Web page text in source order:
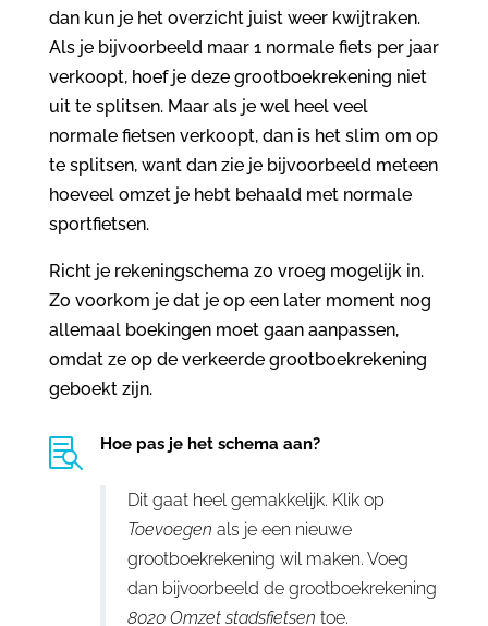
dan kun je het overzicht juist weer kwijtraken.
Als je bijvoorbeeld maar 1 normale fiets per jaar
verkoopt, hoef je deze grootboekrekening niet
uit te splitsen. Maar als je wel heel veel
normale fietsen verkoopt, dan is het slim om op
te splitsen, want dan zie je bijvoorbeeld meteen
hoeveel omzet je hebt behaald met normale
sportfietsen.
Richt je rekeningschema zo vroeg mogelijk in.
Zo voorkom je dat je op een later moment nog
allemaal boekingen moet gaan aanpassen,
omdat ze op de verkeerde grootboekrekening
geboekt zijn.
 Hoe pas je het schema aan?
Dit gaat heel gemakkelijk. Klik op
Toevoegen als je een nieuwe
grootboekrekening wil maken. Voeg
dan bijvoorbeeld de grootboekrekening
8020 Omzet stadsfietsen toe.